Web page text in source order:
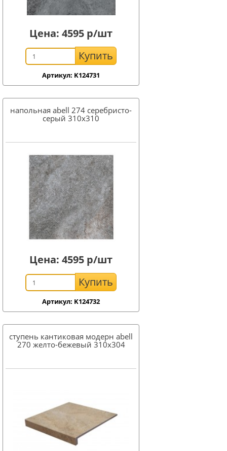
Цена: 4595 р/шт
Купить
Артикул: K124731
напольная abell 274 серебристо-
серый 310x310
Цена: 4595 р/шт
Купить
Артикул: K124732
ступень кантиковая модерн abell
270 желто-бежевый 310x304